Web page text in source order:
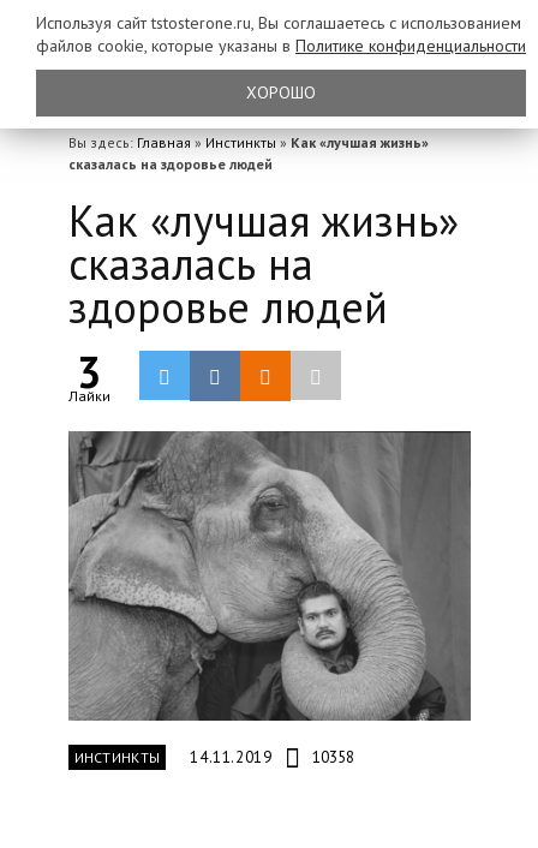
Вы здесь: Главная » Инстинкты » Как «лучшая жизнь»
сказалась на здоровье людей
Как «лучшая жизнь»
сказалась на
здоровье людей
3
Лайки
ИНСТИНКТЫ 14.11.2019 10358
Используя сайт tstosterone.ru, Вы соглашаетесь с использованием
файлов cookie, которые указаны в Политике конфиденциальности
ХОРОШО